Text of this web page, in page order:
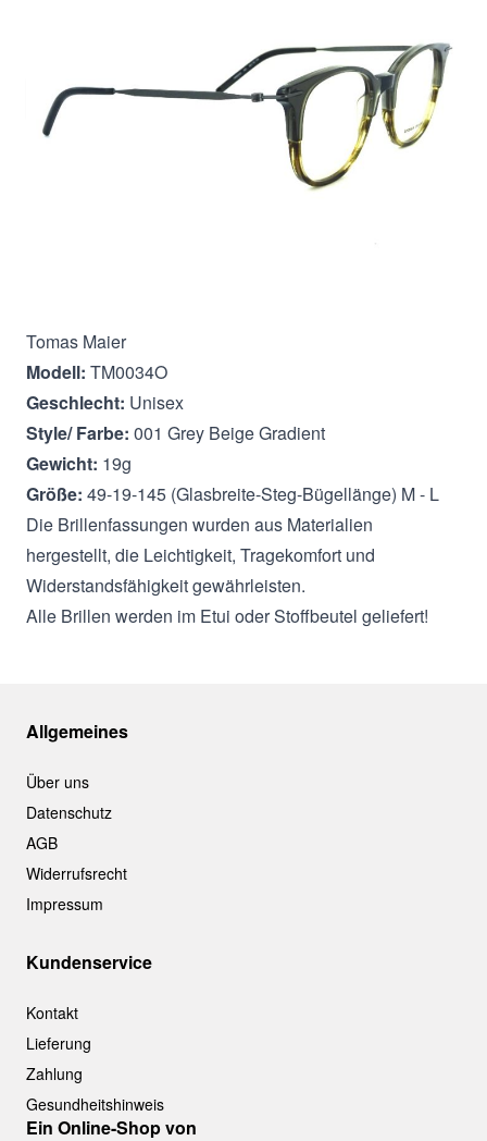
Menge
Tomas Maier
Modell: TM0034O
Geschlecht: Unisex
Style/ Farbe: 001 Grey Beige Gradient
Gewicht: 19g
Größe: 49-19-145 (Glasbreite-Steg-Bügellänge) M - L
Die Brillenfassungen wurden aus Materialien
hergestellt, die Leichtigkeit, Tragekomfort und
Widerstandsfähigkeit gewährleisten.
Alle Brillen werden im Etui oder Stoffbeutel geliefert!
Allgemeines
Über uns
Datenschutz
AGB
Widerrufsrecht
Impressum
Kundenservice
Kontakt
Lieferung
Zahlung
Gesundheitshinweis
Ein Online-Shop von